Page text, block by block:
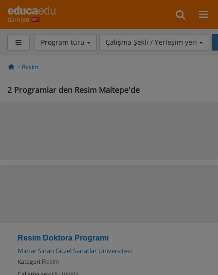
türkiye
Program türü Çalışma Şekli / Yerleşim yeri
Resim
2 Programlar den Resim Maltepe'de
Resim Doktora Programı
Mimar Sinan Güzel Sanatlar Üniversitesi
Kategori: Resim